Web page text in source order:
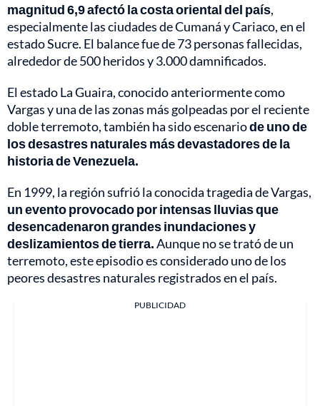
magnitud 6,9 afectó la costa oriental del país,
especialmente las ciudades de Cumaná y Cariaco, en el
estado Sucre. El balance fue de 73 personas fallecidas,
alrededor de 500 heridos y 3.000 damnificados.
El estado La Guaira, conocido anteriormente como
Vargas y una de las zonas más golpeadas por el reciente
doble terremoto, también ha sido escenariode uno de
los desastres naturales más devastadores de la
historia de Venezuela.
En 1999, la región sufrió la conocida tragedia de Vargas,
un evento provocado por intensas lluvias que
desencadenaron grandes inundaciones y
deslizamientos de tierra.Aunque no se trató de un
terremoto, este episodio es considerado uno de los
peores desastres naturales registrados en el país.
PUBLICIDAD